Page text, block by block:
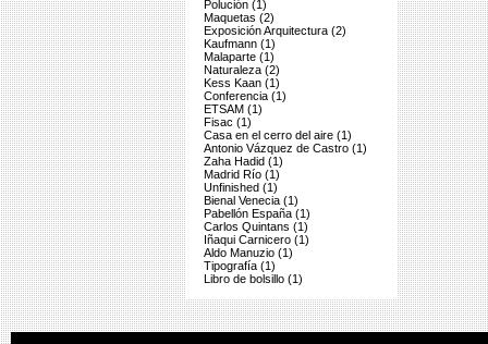
Polución (1)
Maquetas (2)
Exposición Arquitectura (2)
Kaufmann (1)
Malaparte (1)
Naturaleza (2)
Kess Kaan (1)
Conferencia (1)
ETSAM (1)
Fisac (1)
Casa en el cerro del aire (1)
Antonio Vázquez de Castro (1)
Zaha Hadid (1)
Madrid Río (1)
Unfinished (1)
Bienal Venecia (1)
Pabellón España (1)
Carlos Quintans (1)
Iñaqui Carnicero (1)
Aldo Manuzio (1)
Tipografía (1)
Libro de bolsillo (1)